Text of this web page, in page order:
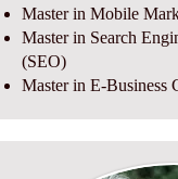
Master in Mobile
Master in Search
(SEO)
Master in E-Business